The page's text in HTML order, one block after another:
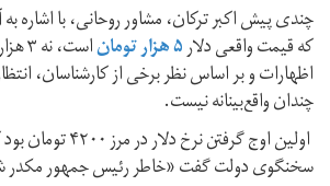
چندی پیش اکبر ترکان، مشاور روحانی، با اشاره
که قیمت واقعی دلار۵ هزار تومان
اظهارات و بر اساس نظر برخی از کارشناسان،
چندان واقع‌بینانه نیست.
اولین اوج گرفتن
سخنگوی دولت گفت «خاطر رئیس جمهور